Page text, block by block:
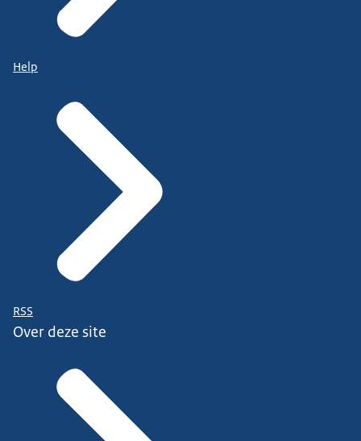
Help
RSS
Over deze site